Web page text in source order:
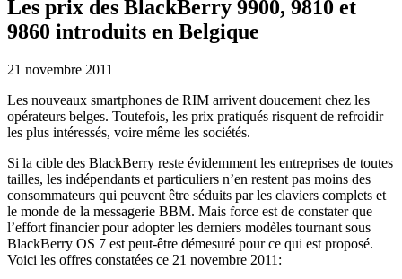
Les prix des BlackBerry 9900, 9810 et
9860 introduits en Belgique
21 novembre 2011
Les nouveaux smartphones de RIM arrivent doucement chez les
opérateurs belges. Toutefois, les prix pratiqués risquent de refroidir
les plus intéressés, voire même les sociétés.
Si la cible des BlackBerry reste évidemment les entreprises de toutes
tailles, les indépendants et particuliers n’en restent pas moins des
consommateurs qui peuvent être séduits par les claviers complets et
le monde de la messagerie BBM. Mais force est de constater que
l’effort financier pour adopter les derniers modèles tournant sous
BlackBerry OS 7 est peut-être démesuré pour ce qui est proposé.
Voici les offres constatées ce 21 novembre 2011: